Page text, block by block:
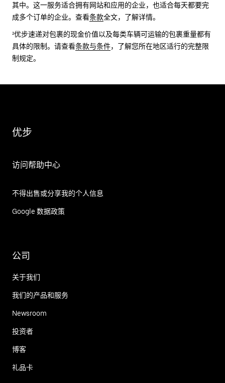
其中。这一服务适合拥有网站和应用的企业，也适合每天都要完
成多个订单的企业。查看条款全文，了解详情。
²优步速递对包裹的现金价值以及每类车辆可运输的包裹重量都有
具体的限制。请查看条款与条件，了解您所在地区适行的完整限
制规定。
优步
访问帮助中心
不得出售或分享我的个人信息
Google 数据政策
公司
关于我们
我们的产品和服务
Newsroom
投资者
博客
礼品卡